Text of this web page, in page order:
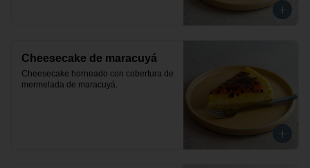
Cheesecake de maracuyá
Cheesecake horneado con cobertura de
mermelada de maracuyá.